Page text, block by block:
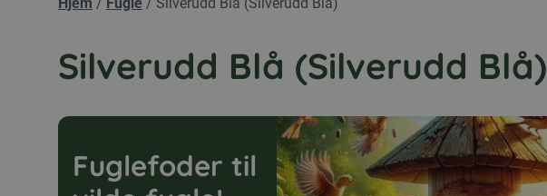
Silverudd Blå (Silverudd Blå)
Fuglefoder til